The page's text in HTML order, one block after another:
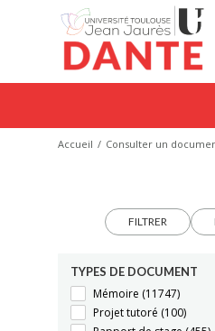
Accueil Consulter un
FILTRER
TYPES DE DOCUMENT
Mémoire (11747)
Projet tutoré (100)